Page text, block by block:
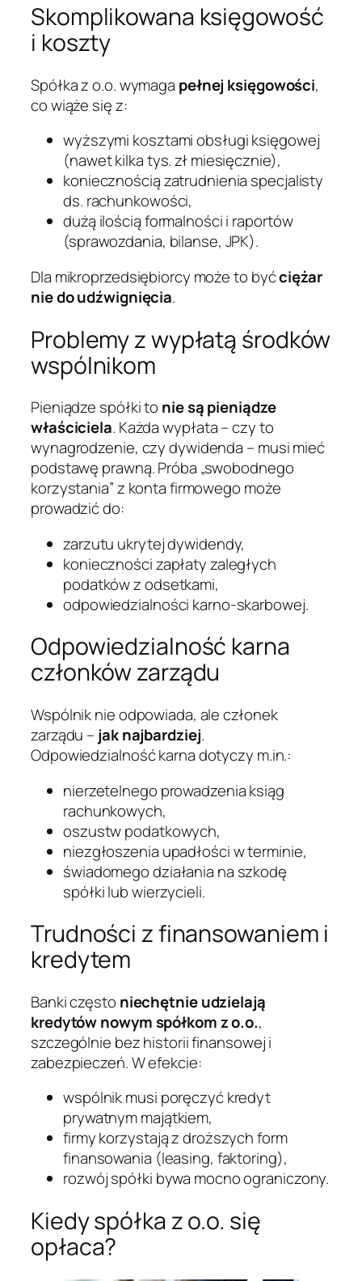
Skomplikowana księgowość
i koszty
Spółka z o.o. wymaga pełnej księgowości,
co wiąże się z:
wyższymi kosztami obsługi księgowej
(nawet kilka tys. zł miesięcznie),
koniecznością zatrudnienia specjalisty
ds. rachunkowości,
dużą ilością formalności i raportów
(sprawozdania, bilanse, JPK).
Dla mikroprzedsiębiorcy może to byćciężar
nie do udźwignięcia.
Problemy z wypłatą środków
wspólnikom
Pieniądze spółki to nie są pieniądze
właściciela. Każda wypłata – czy to
wynagrodzenie, czy dywidenda – musi mieć
podstawę prawną. Próba „swobodnego
korzystania” z konta firmowego może
prowadzić do:
zarzutu ukrytej dywidendy,
konieczności zapłaty zaległych
podatków z odsetkami,
odpowiedzialności karno-skarbowej.
Odpowiedzialność karna
członków zarządu
Wspólnik nie odpowiada, ale członek
zarządu – jak najbardziej.
Odpowiedzialność karna dotyczy m.in.:
nierzetelnego prowadzenia ksiąg
rachunkowych,
oszustw podatkowych,
niezgłoszenia upadłości w terminie,
świadomego działania na szkodę
spółki lub wierzycieli.
Trudności z finansowaniem i
kredytem
Banki często niechętnie udzielają
kredytów nowym spółkom z o.o.,
szczególnie bez historii finansowej i
zabezpieczeń. W efekcie:
wspólnik musi poręczyć kredyt
prywatnym majątkiem,
firmy korzystają z droższych form
finansowania (leasing, faktoring),
rozwój spółki bywa mocno ograniczony.
Kiedy spółka z o.o. się
opłaca?